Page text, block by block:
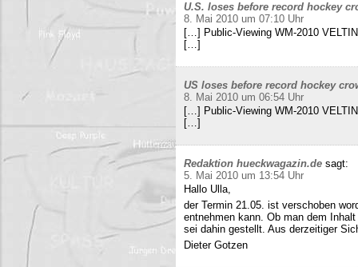
U.S. loses before record hockey
8. Mai 2010 um 07:10 Uhr
[…] Public-Viewing WM-2010
[…]
US loses before record hockey
8. Mai 2010 um 06:54 Uhr
[…] Public-Viewing WM-2010
[…]
Redaktion hueckwagazin.de sagt:
5. Mai 2010 um 13:54 Uhr
Hallo Ulla,
der Termin 21.05. ist verschoben
entnehmen kann. Ob man dem
sei dahin gestellt. Aus derzeitiger
Dieter Gotzen